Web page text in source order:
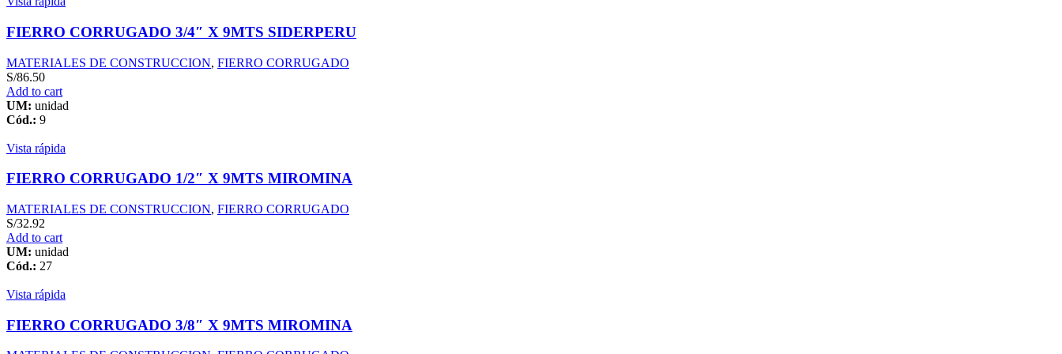
FIERRO CORRUGADO 3/4″ X 9MTS SIDERPERU
MATERIALES DE CONSTRUCCION, FIERRO CORRUGADO
S/86.50
Add to cart
UM: unidad
Cód.: 9
Vista rápida
FIERRO CORRUGADO 1/2″ X 9MTS MIROMINA
MATERIALES DE CONSTRUCCION, FIERRO CORRUGADO
S/32.92
Add to cart
UM: unidad
Cód.: 27
Vista rápida
FIERRO CORRUGADO 3/8″ X 9MTS MIROMINA